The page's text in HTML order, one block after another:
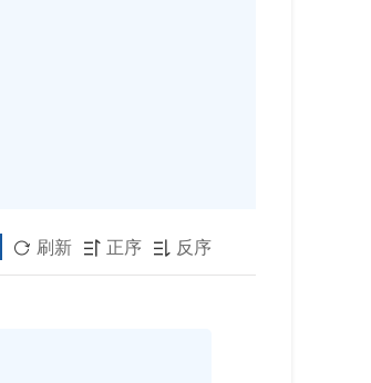
 刷新  正序  反序